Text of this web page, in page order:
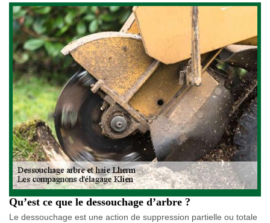
Qu’est ce que le dessouchage d’arbre ?
Le dessouchage est une action de suppression partielle ou totale